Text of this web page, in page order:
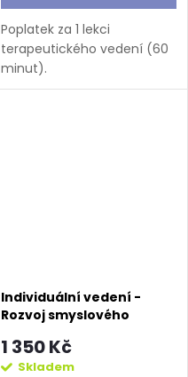
Poplatek za 1 lekci
terapeutického vedení (60
minut).
Individuální vedení -
Rozvoj smyslového
1 350 Kč
Skladem